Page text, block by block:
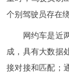
个别驾驶员存在
网约车是近两
成，具有大数据
接对接和匹配；